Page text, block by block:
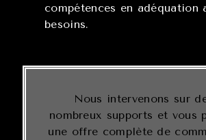
compétences en adéquation
besoins.
Nous intervenons sur
nombreux supports et vous
une offre complète de